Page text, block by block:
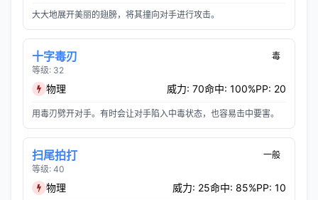
大大地展开美丽的翅膀，将其撞向对手进行攻击。
十字毒刃
等级: 32
毒
物理 威力: 70命中: 100%PP: 20
用毒刃劈开对手。有时会让对手陷入中毒状态，也容易击中要害。
扫尾拍打
等级: 40
一般
物理 威力: 25命中: 85%PP: 10